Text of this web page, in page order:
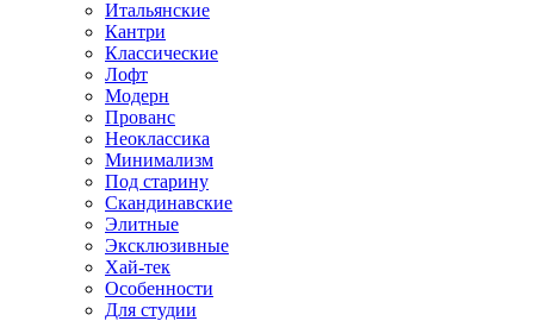
Итальянские
Кантри
Классические
Лофт
Модерн
Прованс
Неоклассика
Минимализм
Под старину
Скандинавские
Элитные
Эксклюзивные
Хай-тек
Особенности
Для студии